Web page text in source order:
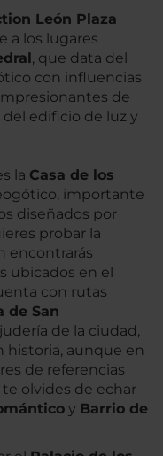
León Plaza
a los lugares
, que data del
con influencias
de
edificio de luz y
la Casa de los
importante
diseñados por
probar la
encontrarás
ubicados en el
con rutas
de San
de la ciudad,
historia, aunque en
de referencias
te olvides de echar
y Barrio de